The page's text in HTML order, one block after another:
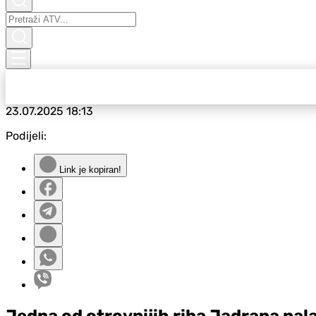
23.07.202518:13
Podijeli:
Link je kopiran!